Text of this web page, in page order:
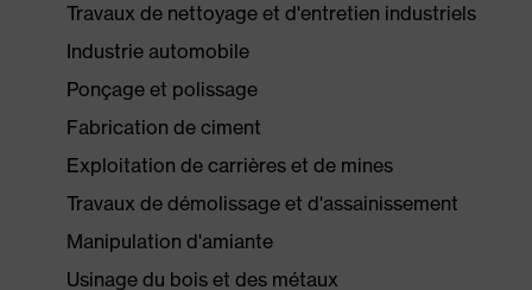
Travaux de nettoyage et d'entretien industriels
Industrie automobile
Ponçage et polissage
Fabrication de ciment
Exploitation de carrières et de mines
Travaux de démolissage et d'assainissement
Manipulation d'amiante
Usinage du bois et des métaux